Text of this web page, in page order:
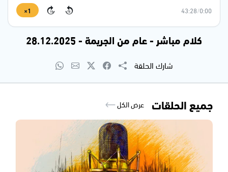
0:00
/
43:28
15
15
1×
كلام مباشر - عام من الجريمة - 28.12.2025
شارك الحلقة
جميع الحلقات عرض الكل